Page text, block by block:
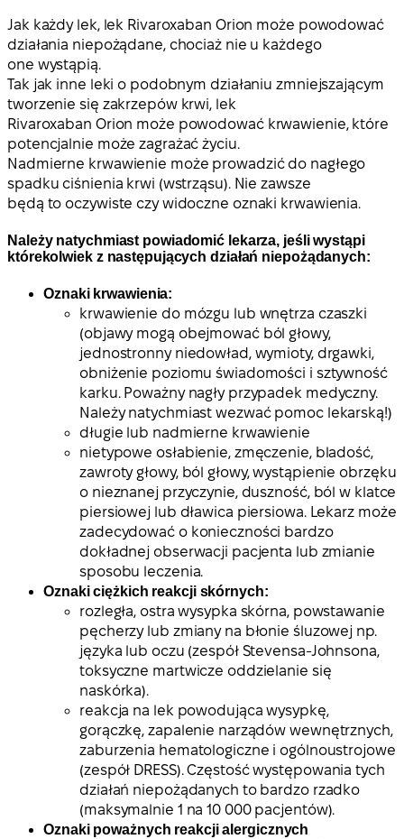
Jak każdy lek, lek Rivaroxaban Orion może powodować
działania niepożądane, chociaż nie u każdego
one wystąpią.
Tak jak inne leki o podobnym działaniu zmniejszającym
tworzenie się zakrzepów krwi, lek
Rivaroxaban Orion może powodować krwawienie, które
potencjalnie może zagrażać życiu.
Nadmierne krwawienie może prowadzić do nagłego
spadku ciśnienia krwi (wstrząsu). Nie zawsze
będą to oczywiste czy widoczne oznaki krwawienia.
Należy natychmiast powiadomić lekarza, jeśli wystąpi
którekolwiek z następujących działań niepożądanych:
Oznaki krwawienia:
krwawienie do mózgu lub wnętrza czaszki
(objawy mogą obejmować ból głowy,
jednostronny niedowład, wymioty, drgawki,
obniżenie poziomu świadomości i sztywność
karku. Poważny nagły przypadek medyczny.
Należy natychmiast wezwać pomoc lekarską!)
długie lub nadmierne krwawienie
nietypowe osłabienie, zmęczenie, bladość,
zawroty głowy, ból głowy, wystąpienie obrzęku
o nieznanej przyczynie, duszność, ból w klatce
piersiowej lub dławica piersiowa. Lekarz może
zadecydować o konieczności bardzo
dokładnej obserwacji pacjenta lub zmianie
sposobu leczenia.
Oznaki ciężkich reakcji skórnych:
rozległa, ostra wysypka skórna, powstawanie
pęcherzy lub zmiany na błonie śluzowej np.
języka lub oczu (zespół Stevensa-Johnsona,
toksyczne martwicze oddzielanie się
naskórka).
reakcja na lek powodująca wysypkę,
gorączkę, zapalenie narządów wewnętrznych,
zaburzenia hematologiczne i ogólnoustrojowe
(zespół DRESS). Częstość występowania tych
działań niepożądanych to bardzo rzadko
(maksymalnie 1 na 10 000 pacjentów).
Oznaki poważnych reakcji alergicznych